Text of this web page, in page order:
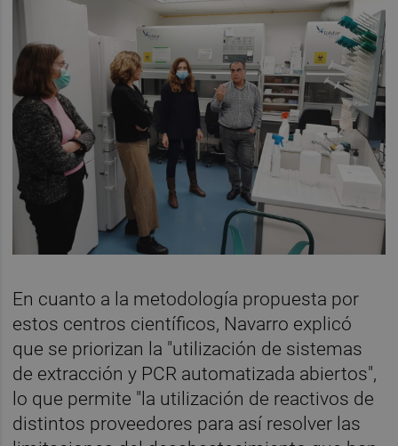
En cuanto a la metodología propuesta por
estos centros científicos, Navarro explicó
que se priorizan la "utilización de sistemas
de extracción y PCR automatizada abiertos",
lo que permite "la utilización de reactivos de
distintos proveedores para así resolver las